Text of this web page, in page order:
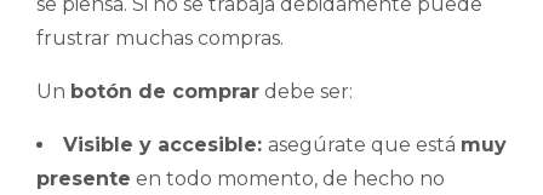
frustrar muchas compras.
Un botón de comprar debe ser:
Visible y accesible: asegúrate que está muy
presente en todo momento, de hecho no